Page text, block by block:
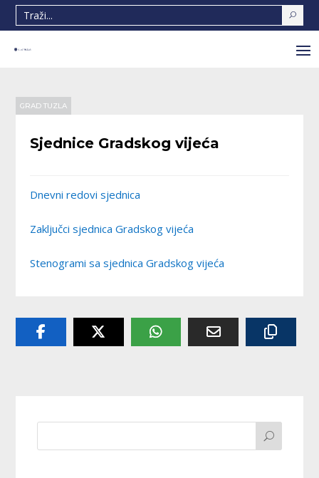
GRAD TUZLA
Sjednice Gradskog vijeća
Dnevni redovi sjednica
Zaključci sjednica Gradskog vijeća
Stenogrami sa sjednica Gradskog vijeća